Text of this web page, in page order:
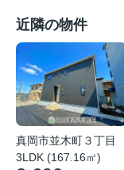
近隣の物件
真岡市並木町３丁目
3LDK (167.16㎡)